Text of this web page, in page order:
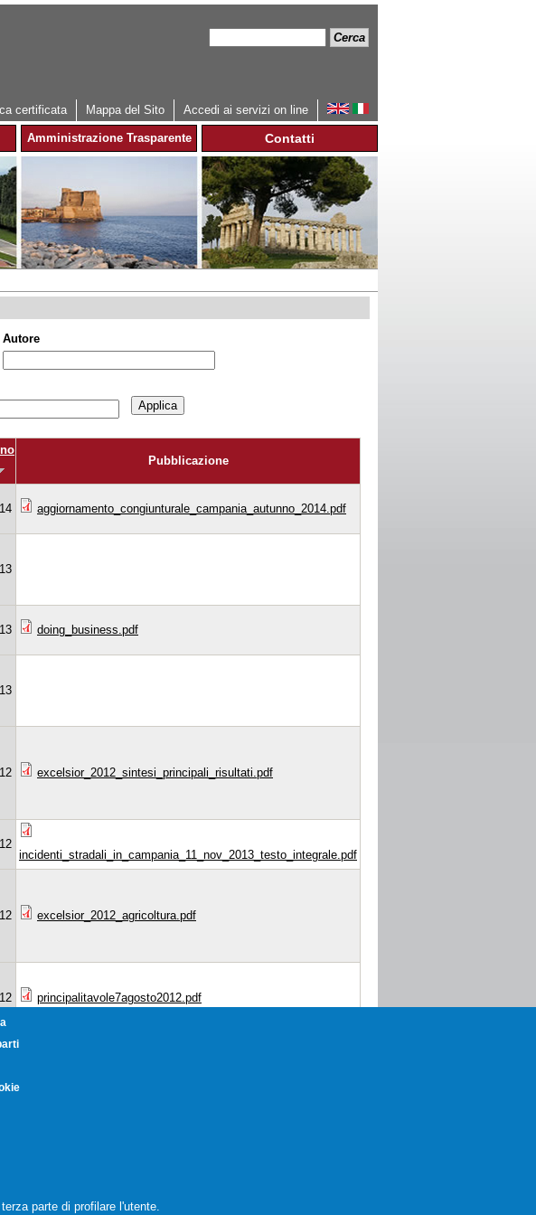
Accedi ai servizi on line
Mappa del Sito
certificata
Amministrazione Trasparente Contatti
Autore
Pubblicazione
aggiornamento_congiunturale_campania_autunno_2014.pdf
doing_business.pdf
excelsior_2012_sintesi_principali_risultati.pdf
incidenti_stradali_in_campania_11_nov_2013_testo_integrale.pdf
excelsior_2012_agricoltura.pdf
principalitavole7agosto2012.pdf
parte di profilare l'utente.